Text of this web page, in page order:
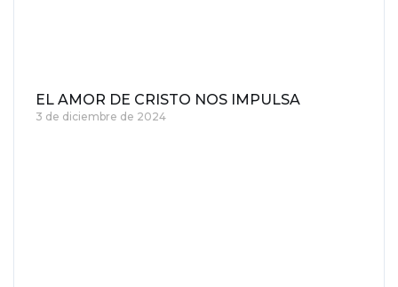
EL AMOR DE CRISTO NOS IMPULSA
3 de diciembre de 2024